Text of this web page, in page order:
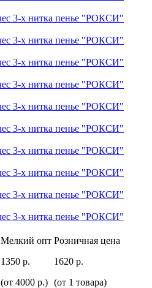
Мелкий опт
1350 р.
(от 4000 р.)
Розничная цена
1620 р.
(от 1 товара)